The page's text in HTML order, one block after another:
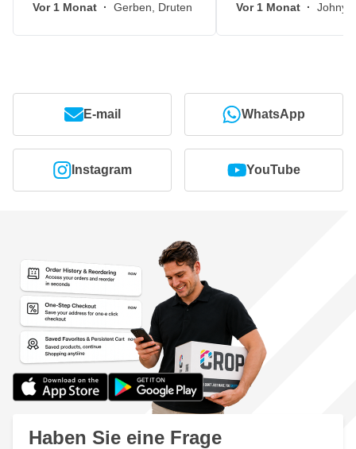
Vor 1 Monat · Gerben, Druten Vor 1 Monat · Johny,
E-mail WhatsApp
Instagram YouTube
Haben Sie eine Frage